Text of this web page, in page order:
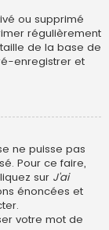
ou supprimé
régulièrement
de la base de
enregistrer et
ne puisse pas
Pour ce faire,
sur J’ai
énoncées et
votre mot de